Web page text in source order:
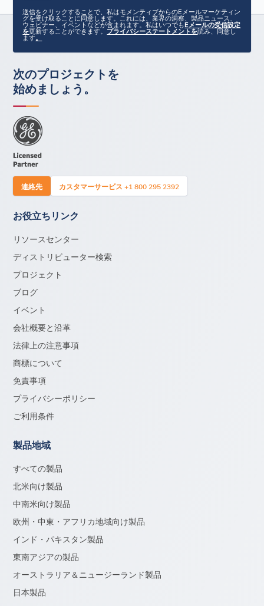
送信をクリックすることで、私はモメンティブからのEメールマーケティン
グを受け取ることに同意します。これには、業界の洞察、製品ニュース、
ウェビナー、イベントなどが含まれます。私はいつでもEメールの受信設定
を更新することができます。 プライバシーステートメントを読み、同意し
ます。
次のプロジェクトを
始めましょう。
連絡先 カスタマーサービス +1 800 295 2392
お役立ちリンク
リソースセンター
ディストリビューター検索
プロジェクト
ブログ
イベント
会社概要と沿革
法律上の注意事項
商標について
免責事項
プライバシーポリシー
ご利用条件
製品地域
すべての製品
北米向け製品
中南米向け製品
欧州・中東・アフリカ地域向け製品
インド・パキスタン製品
東南アジアの製品
オーストラリア＆ニュージーランド製品
日本製品